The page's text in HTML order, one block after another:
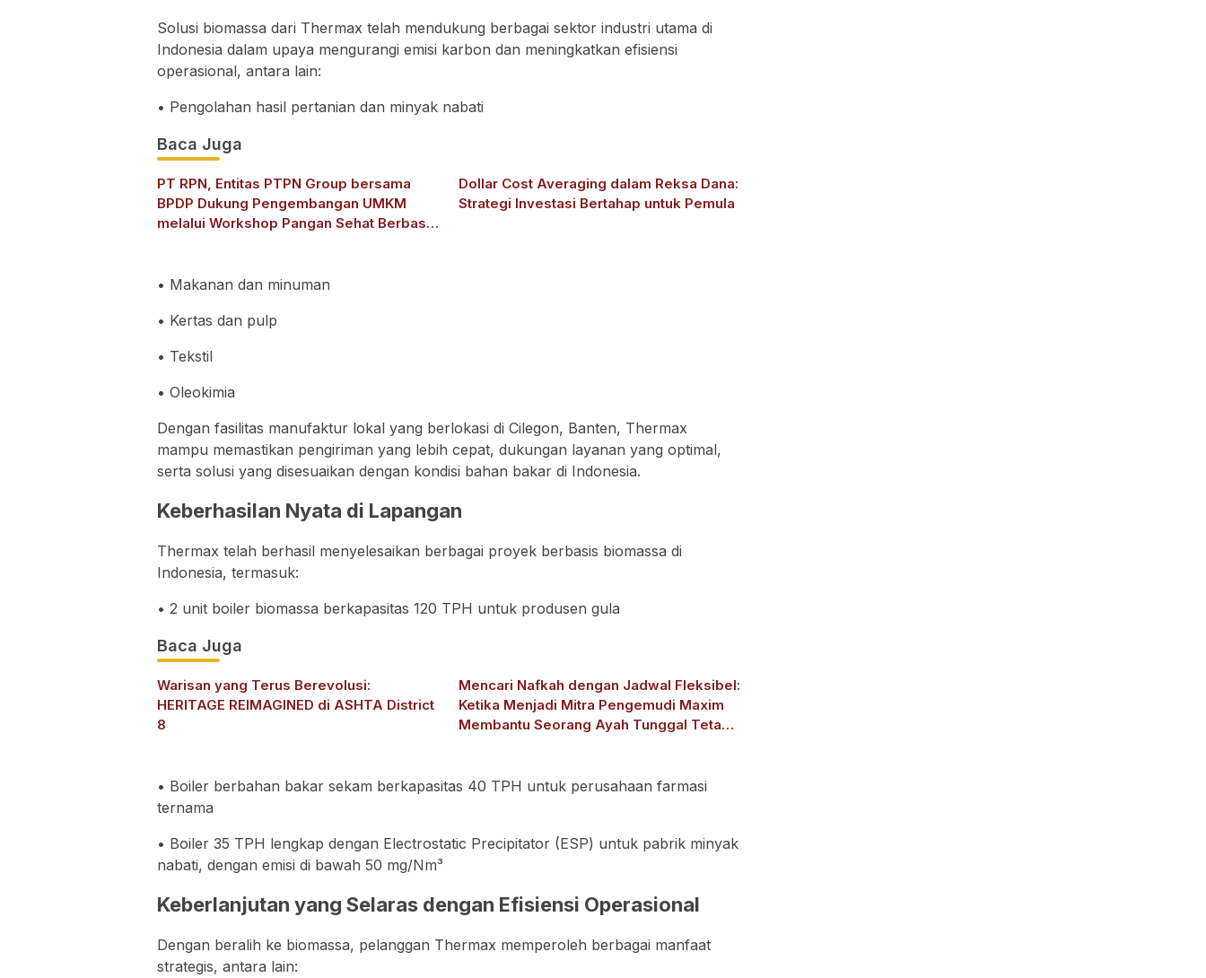
Solusi biomassa dari Thermax telah mendukung berbagai sektor industri utama di
Indonesia dalam upaya mengurangi emisi karbon dan meningkatkan efisiensi
operasional, antara lain:
• Pengolahan hasil pertanian dan minyak nabati
Baca Juga
PT RPN, Entitas PTPN Group bersama
BPDP Dukung Pengembangan UMKM
melalui Workshop Pangan Sehat Berbasis
Dollar Cost Averaging dalam Reksa Dana:
Strategi Investasi Bertahap untuk Pemula
• Makanan dan minuman
• Kertas dan pulp
• Tekstil
• Oleokimia
Dengan fasilitas manufaktur lokal yang berlokasi di Cilegon, Banten, Thermax
mampu memastikan pengiriman yang lebih cepat, dukungan layanan yang optimal,
serta solusi yang disesuaikan dengan kondisi bahan bakar di Indonesia.
Keberhasilan Nyata di Lapangan
Thermax telah berhasil menyelesaikan berbagai proyek berbasis biomassa di
Indonesia, termasuk:
• 2 unit boiler biomassa berkapasitas 120 TPH untuk produsen gula
Baca Juga
Warisan yang Terus Berevolusi:
HERITAGE REIMAGINED di ASHTA District
8
Mencari Nafkah dengan Jadwal Fleksibel:
Ketika Menjadi Mitra Pengemudi Maxim
Membantu Seorang Ayah Tunggal Tetap
• Boiler berbahan bakar sekam berkapasitas 40 TPH untuk perusahaan farmasi
ternama
• Boiler 35 TPH lengkap dengan Electrostatic Precipitator (ESP) untuk pabrik minyak
nabati, dengan emisi di bawah 50 mg/Nm³
Keberlanjutan yang Selaras dengan Efisiensi Operasional
Dengan beralih ke biomassa, pelanggan Thermax memperoleh berbagai manfaat
strategis, antara lain: